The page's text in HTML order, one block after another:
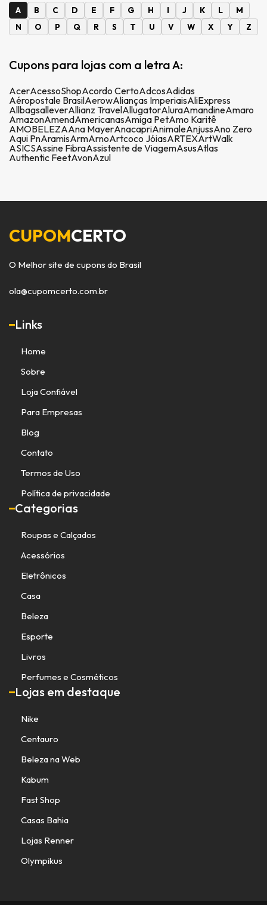
A B C D E F G H I J K L
M
N
O P Q R S T U V W X Y Z
Cupons para lojas com a letra A:
AcerAcessoShopAcordo CertoAdcosAdidas
Aéropostale BrasilAerowAlianças ImperiaisAliExpress
AllbagsalleverAllianz TravelAllugatorAluraAmandineAmaro
AmazonAmendAmericanasAmiga PetAmo Karitê
AMOBELEZAAna MayerAnacapriAnimaleAnjussAno Zero
Aqui PnAramisArmArnoArtcoco JóiasARTEXArtWalk
ASICSAssine FibraAssistente de ViagemAsusAtlas
Authentic FeetAvonAzul
CUPOMCERTO
O Melhor site de cupons do Brasil
ola@cupomcerto.com.br
Links
Home
Sobre
Loja Confiável
Para Empresas
Blog
Contato
Termos de Uso
Política de privacidade
Categorias
Roupas e Calçados
Acessórios
Eletrônicos
Casa
Beleza
Esporte
Livros
Perfumes e Cosméticos
Lojas em destaque
Nike
Centauro
Beleza na Web
Kabum
Fast Shop
Casas Bahia
Lojas Renner
Olympikus